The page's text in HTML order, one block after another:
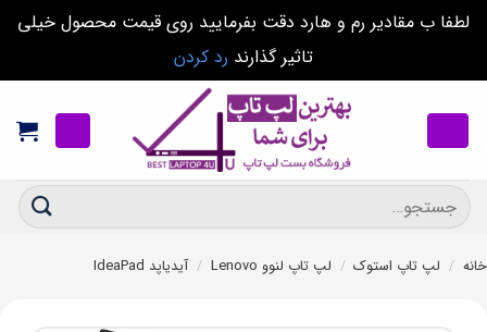
لطفا ب مقادیر رم و هارد دقت بفرمایید روی قیمت محصول خیلی
تاثیر گذارند رد کردن
content
جستجو
برای:
خانه / لپ تاپ استوک / لپ تاپ لنوو Lenovo / آیدیاپد IdeaPad